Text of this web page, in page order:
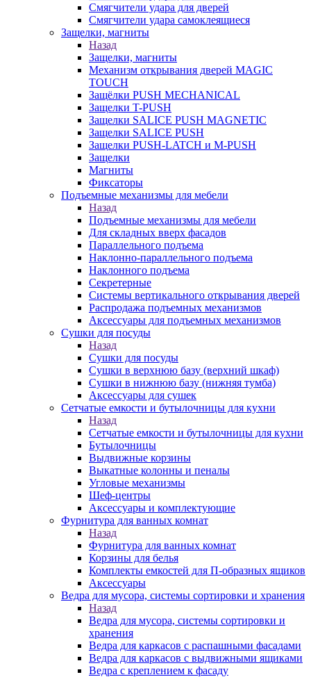
Смягчители удара для дверей
Cмягчители удара самоклеящиеся
Защелки, магниты
Назад
Защелки, магниты
Механизм открывания дверей MAGIC
TOUCH
Защёлки PUSH MECHANICAL
Защелки T-PUSH
Защелки SALICE PUSH MAGNETIC
Защелки SALICE PUSH
Защелки PUSH-LATCH и M-PUSH
Защелки
Магниты
Фиксаторы
Подъемные механизмы для мебели
Назад
Подъемные механизмы для мебели
Для складных вверх фасадов
Параллельного подъема
Наклонно-параллельного подъема
Наклонного подъема
Секретерные
Системы вертикального открывания дверей
Распродажа подъемных механизмов
Аксессуары для подъемных механизмов
Сушки для посуды
Назад
Сушки для посуды
Сушки в верхнюю базу (верхний шкаф)
Сушки в нижнюю базу (нижняя тумба)
Аксессуары для сушек
Сетчатые емкости и бутылочницы для кухни
Назад
Сетчатые емкости и бутылочницы для кухни
Бутылочницы
Выдвижные корзины
Выкатные колонны и пеналы
Угловые механизмы
Шеф-центры
Аксессуары и комплектующие
Фурнитура для ванных комнат
Назад
Фурнитура для ванных комнат
Корзины для белья
Комплекты емкостей для П-образных ящиков
Аксессуары
Ведра для мусора, системы сортировки и хранения
Назад
Ведра для мусора, системы сортировки и
хранения
Ведра для каркасов с распашными фасадами
Ведра для каркасов с выдвижными ящиками
Ведра с креплением к фасаду